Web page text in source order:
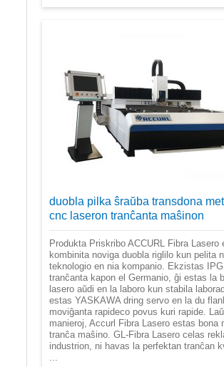
duobla pilka ŝraŭba transdona
cnc laseron tranĉanta maŝinon
Produkta Priskribo ACCURL Fibra Lasero
kombinita noviga duobla riglilo kun pelita
teknologio en nia kompanio. Ekzistas
tranĉanta kapon el Germanio, ĝi estas la
lasero aŭdi en la laboro kun stabila
estas YASKAWA dring servo en la du
moviĝanta rapideco povus kuri rapide.
manieroj, Accurl Fibra Lasero estas bona
tranĉa maŝino. GL-Fibra Lasero celas
industrion, ni havas la perfektan tranĉan
...